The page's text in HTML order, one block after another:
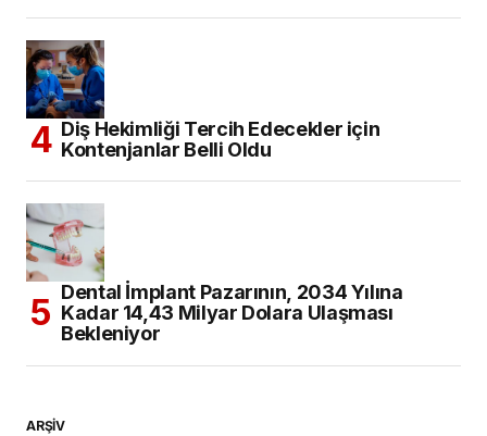
Diş Hekimliği Tercih Edecekler için
Kontenjanlar Belli Oldu
Dental İmplant Pazarının, 2034 Yılına
Kadar 14,43 Milyar Dolara Ulaşması
Bekleniyor
ARŞİV